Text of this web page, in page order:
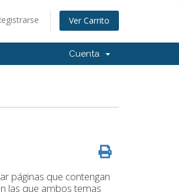
Ver Carrito
Cuenta
páginas que contengan
las que ambos temas